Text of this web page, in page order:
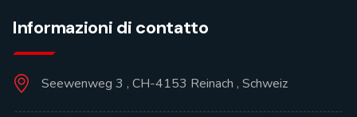
Informazioni di contatto
Seewenweg 3 , CH-4153 Reinach , Schweiz